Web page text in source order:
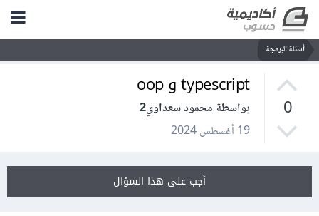
أسئلة البرمجة
0
typescript و oop
بواسطة محمود سعداوي2
19 أغسطس 2024
أجب على هذا السؤال